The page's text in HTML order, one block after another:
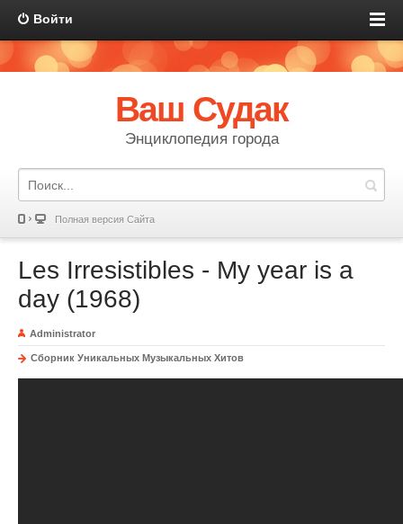
Войти
Ваш Судак
Энциклопедия города
Полная версия Сайта
Les Irresistibles - My year is a
day (1968)
Administrator
Сборник Уникальных Музыкальных Хитов